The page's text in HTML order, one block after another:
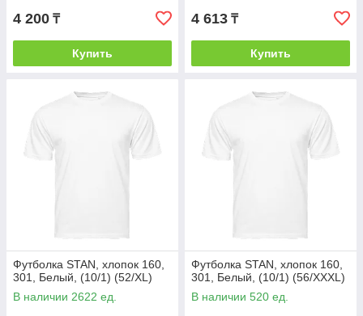
4 200 ₸
Купить
4 613 ₸
Купить
Футболка STAN, хлопок 160,
301, Белый, (10/1) (52/XL)
В наличии 2622 ед.
Футболка STAN, хлопок 160,
301, Белый, (10/1) (56/XXXL)
В наличии 520 ед.